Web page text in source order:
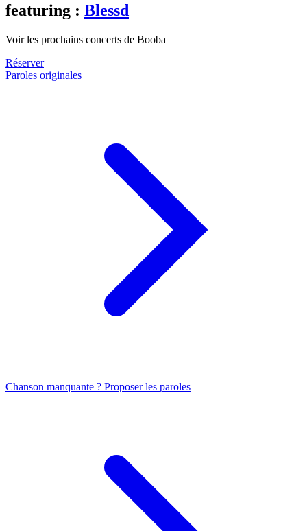
featuring : Blessd
Voir les prochains concerts de Booba
Réserver
Paroles originales
Chanson manquante ? Proposer les paroles